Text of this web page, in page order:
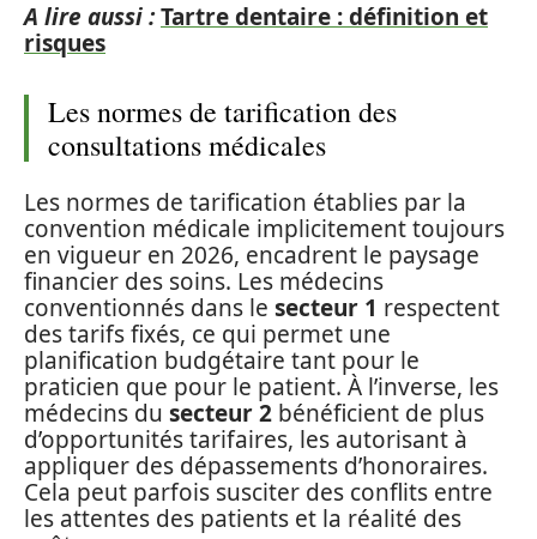
A lire aussi :Tartre dentaire : définition et
risques
Les normes de tarification des
consultations médicales
Les normes de tarification établies par la
convention médicale implicitement toujours
en vigueur en 2026, encadrent le paysage
financier des soins. Les médecins
conventionnés dans le secteur 1 respectent
des tarifs fixés, ce qui permet une
planification budgétaire tant pour le
praticien que pour le patient. À l’inverse, les
médecins du secteur 2 bénéficient de plus
d’opportunités tarifaires, les autorisant à
appliquer des dépassements d’honoraires.
Cela peut parfois susciter des conflits entre
les attentes des patients et la réalité des